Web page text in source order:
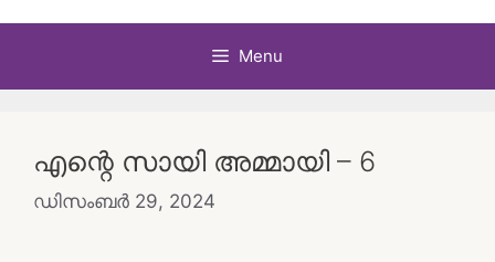
Menu
എന്റെ സായി അമ്മായി – 6
ഡിസംബർ 29, 2024